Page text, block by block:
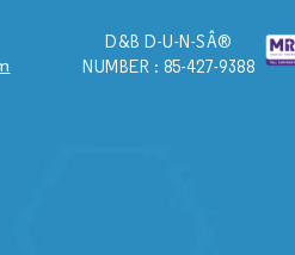
D&B D-U-N-SÂ®
NUMBER : 85-427-9388